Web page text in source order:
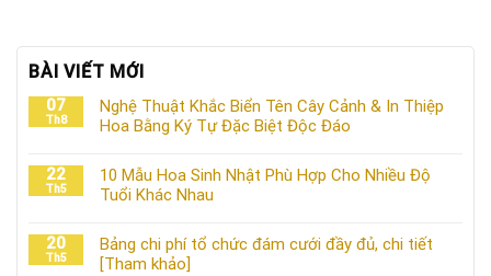
BÀI VIẾT MỚI
07
Th8
Nghệ Thuật Khắc Biển Tên Cây Cảnh & In Thiệp
Hoa Bằng Ký Tự Đặc Biệt Độc Đáo
22
Th5
10 Mẫu Hoa Sinh Nhật Phù Hợp Cho Nhiều Độ
Tuổi Khác Nhau
20
Th5
Bảng chi phí tổ chức đám cưới đầy đủ, chi tiết
[Tham khảo]